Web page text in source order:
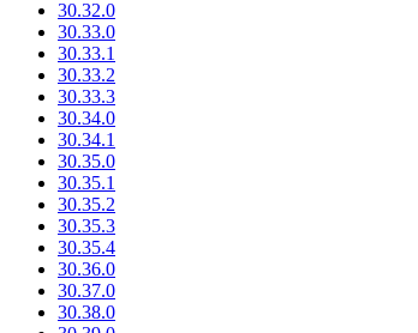
30.32.0
30.33.0
30.33.1
30.33.2
30.33.3
30.34.0
30.34.1
30.35.0
30.35.1
30.35.2
30.35.3
30.35.4
30.36.0
30.37.0
30.38.0